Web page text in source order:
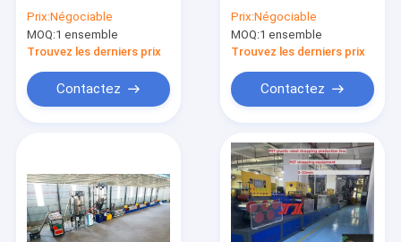
Produits
Le spectacle VR
machine d'extrusion
de courroie d'ANIMAL
FAMILIER
Prix:Négociable
MOQ:1 ensemble
Trouvez les derniers prix
Contactez
vitesse 9-32MM,
équipement de
fabrication de PET,
cercleuse
entièrement
Prix:Négociable
MOQ:1 ensemble
Trouvez les derniers prix
Contactez